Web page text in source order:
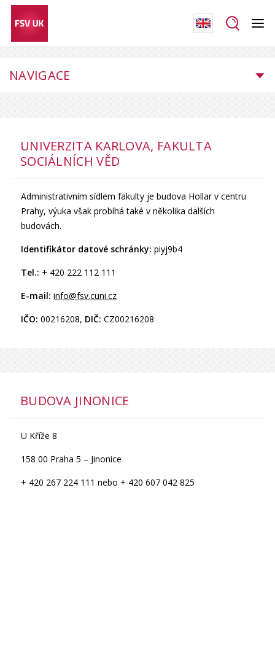
NAVIGACE
UNIVERZITA KARLOVA, FAKULTA
SOCIÁLNÍCH VĚD
Administrativním sídlem fakulty je budova Hollar v centru
Prahy, výuka však probíhá také v několika dalších
budovách.
Identifikátor datové schránky: piyj9b4
Tel.: + 420 222 112 111
E-mail: info@fsv.cuni.cz
IČO: 00216208, DIČ: CZ00216208
BUDOVA JINONICE
U Kříže 8
158 00 Praha 5 – Jinonice
+ 420 267 224 111 nebo + 420 607 042 825